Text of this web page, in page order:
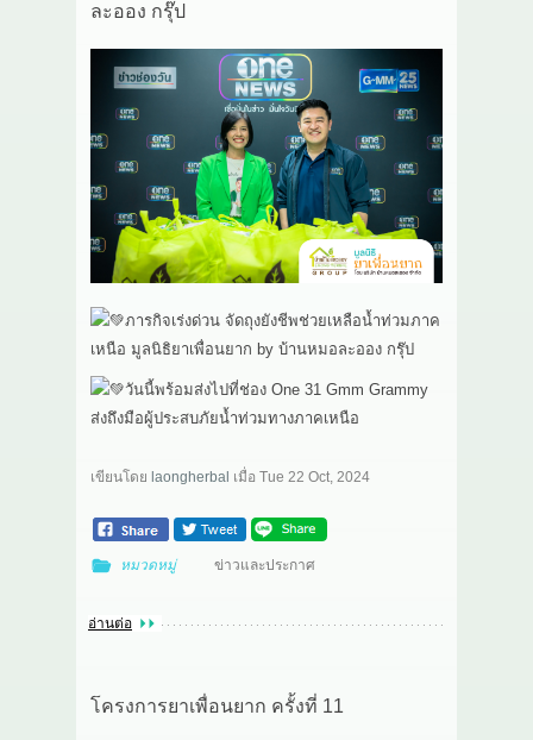
GREEN HOUSE
เกี่ยวกับเรา
ติดต่อเรา
ละออง กรุ๊ป
ภารกิจเร่งด่วน จัดถุงยังชีพช่วยเหลือน้ำท่วมภาค
เหนือ มูลนิธิยาเพื่อนยาก by บ้านหมอละออง กรุ๊ป
วันนี้พร้อมส่งไปที่ช่อง One 31 Gmm Grammy
ส่งถึงมือผู้ประสบภัยน้ำท่วมทางภาคเหนือ
เขียนโดย laongherbal เมื่อ Tue 22 Oct, 2024
หมวดหมู่ ข่าวและประกาศ
อ่านต่อ
โครงการยาเพื่อนยาก ครั้งที่ 11